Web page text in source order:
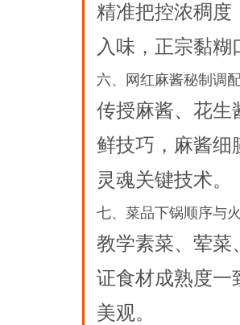
精准把控浓稠度
入味，正宗黏糊
六、网红麻酱秘制调
传授麻酱、花生
鲜技巧，麻酱细
灵魂关键技术。
七、菜品下锅顺序与
教学素菜、荤菜
证食材成熟度一
美观。